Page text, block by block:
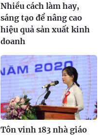
Nhiều cách làm hay,
sáng tạo để nâng cao
hiệu quả sản xuất kinh
doanh
Tôn vinh 183 nhà giáo